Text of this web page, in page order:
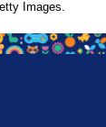
Images.